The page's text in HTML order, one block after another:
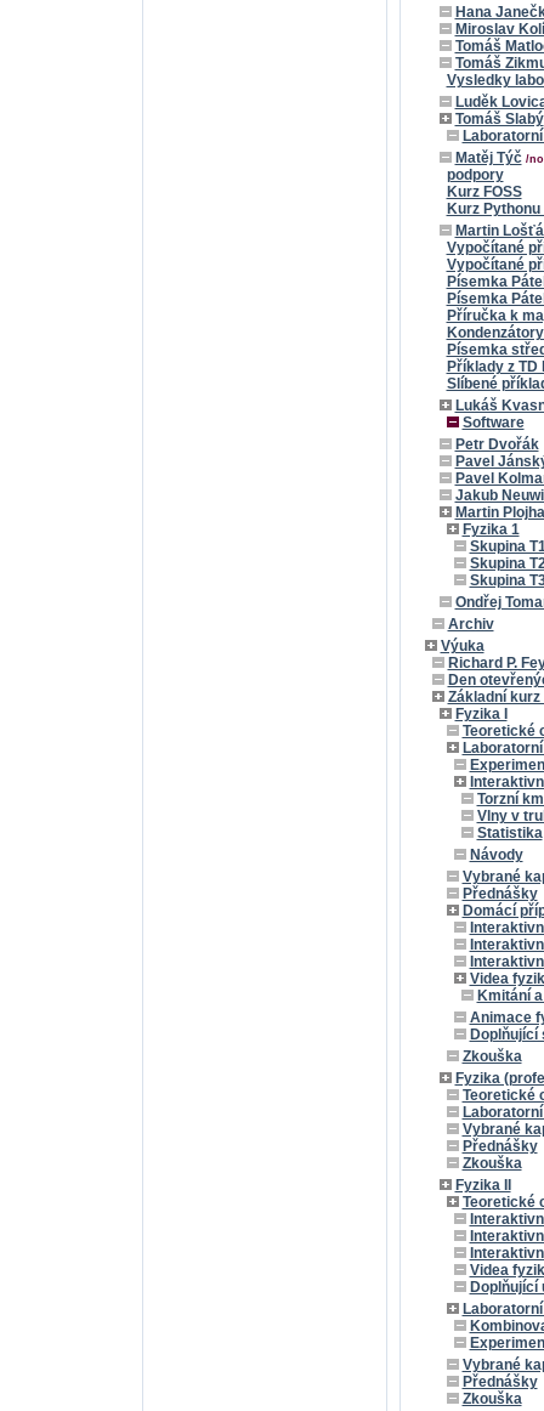
Hana
Miroslav
Tomáš
Tomáš
Vysledky
Luděk
Tomáš Slabý
Matěj Týč /
podpory
Kurz FOSS
Kurz Pythonu
Martin
Vypočítané
Vypočítané
Písemka
Písemka
Příručka k
Písemka
Příklady z TD
Slíbené
Lukáš
Software
Petr Dvořák
Pavel
Pavel
Jakub
Martin
Fyzika 1
Skupina
Skupina
Skupina
Ondřej
Archiv
Výuka
Richard P.
Den
Základní
Fyzika I
Teoretické
Torzní
Vlny v
Statistika
Návody
Vybrané
Přednášky
Domácí
Videa
Kmitání
Animace
Doplňující
Zkouška
Fyzika
Teoretické
Vybrané
Přednášky
Zkouška
Fyzika II
Teoretické
Videa
Doplňující
Vybrané
Přednášky
Zkouška